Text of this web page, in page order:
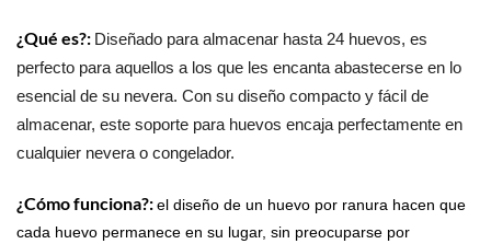
¿Qué es?: Diseñado para almacenar hasta 24 huevos, es
perfecto para aquellos a los que les encanta abastecerse en lo
esencial de su nevera. Con su diseño compacto y fácil de
almacenar, este soporte para huevos encaja perfectamente en
cualquier nevera o congelador.
¿Cómo funciona?:el diseño de un huevo por ranura hacen que
cada huevo permanece en su lugar, sin preocuparse por